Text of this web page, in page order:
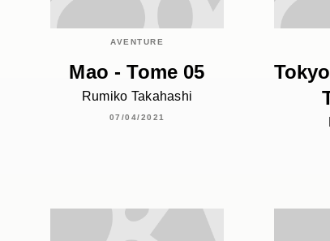
AVENTURE
Mao - Tome 05
Rumiko Takahashi
07/04/2021